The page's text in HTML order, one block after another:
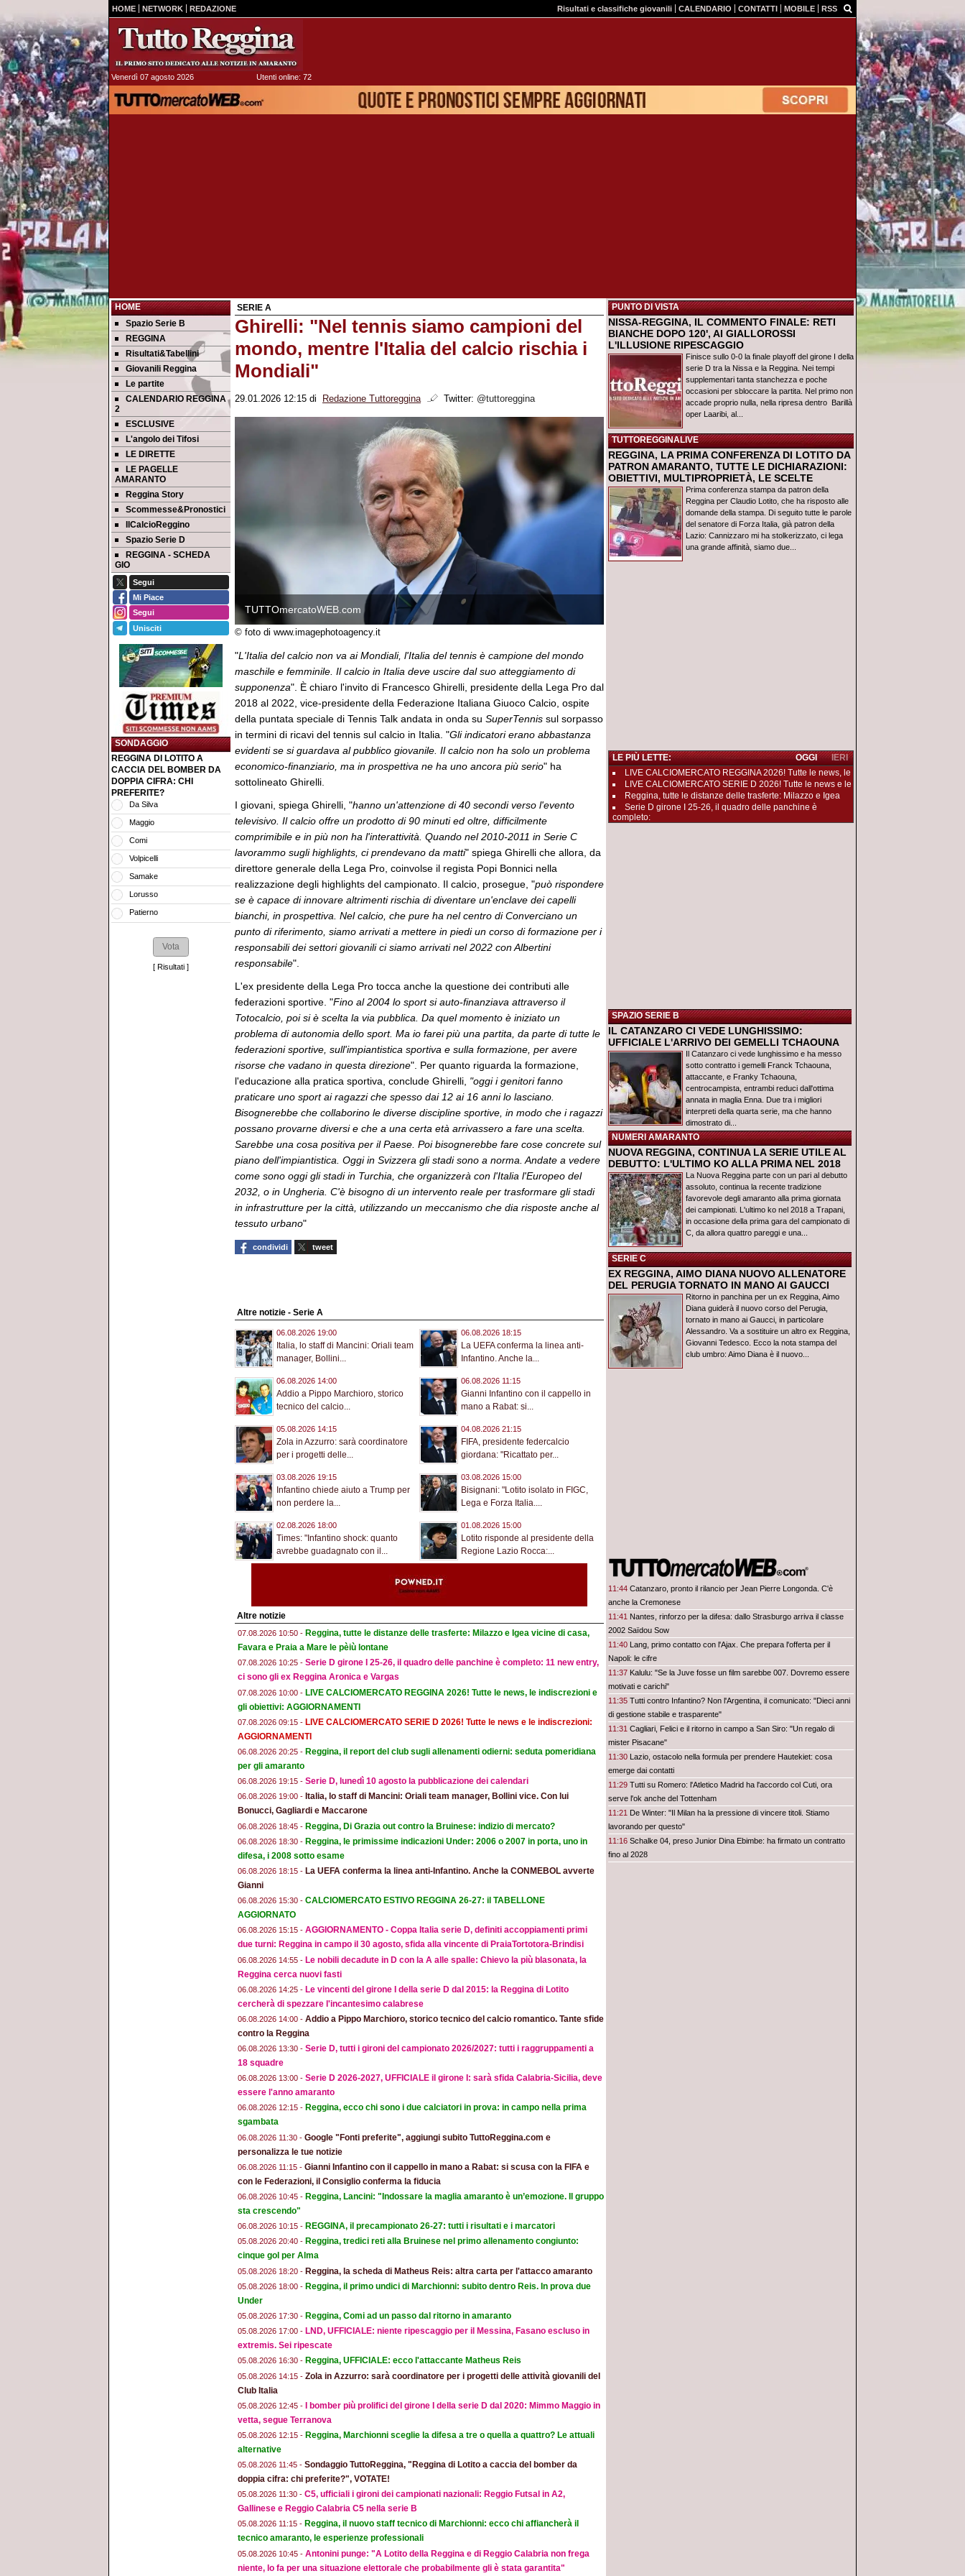
HOME NETWORK REDAZIONE Risultati e classifiche giovanili CALENDARIO CONTATTI MOBILE RSS
Venerdì 07 agosto 2026 Utenti online: 72
HOME
Spazio Serie B
REGGINA
Risultati&Tabellini
Giovanili Reggina
Le partite
CALENDARIO REGGINA
2
ESCLUSIVE
L'angolo dei Tifosi
LE DIRETTE
LE PAGELLE
AMARANTO
Reggina Story
Scommesse&Pronostici
IlCalcioReggino
Spazio Serie D
REGGINA - SCHEDA
GIO
Segui
Mi Piace
Segui
Unisciti
SONDAGGIO
REGGINA DI LOTITO A
CACCIA DEL BOMBER DA
DOPPIA CIFRA: CHI
PREFERITE?
Da Silva
Maggio
Comi
Volpicelli
Samake
Lorusso
Patierno
[ Risultati ]
SERIE A
Ghirelli: "Nel tennis siamo campioni del
mondo, mentre l'Italia del calcio rischia i
Mondiali"
29.01.2026 12:15 di Redazione Tuttoreggina Twitter: @tuttoreggina
TUTTOmercatoWEB.com
© foto di www.imagephotoagency.it
"L'Italia del calcio non va ai Mondiali, l'Italia del tennis è campione del mondo
maschile e femminile. Il calcio in Italia deve uscire dal suo atteggiamento di
supponenza". È chiaro l'invito di Francesco Ghirelli, presidente della Lega Pro dal
2018 al 2022, vice-presidente della Federazione Italiana Giuoco Calcio, ospite
della puntata speciale di Tennis Talk andata in onda su SuperTennis sul sorpasso
in termini di ricavi del tennis sul calcio in Italia. "Gli indicatori erano abbastanza
evidenti se si guardava al pubblico giovanile. Il calcio non ha solo un problema
economico-finanziario, ma in prospettiva ne ha uno ancora più serio" ha
sottolineato Ghirelli.
I giovani, spiega Ghirelli, "hanno un'attenzione di 40 secondi verso l'evento
televisivo. Il calcio offre un prodotto di 90 minuti ed oltre, difficilmente
comprimibile e in più non ha l'interattività. Quando nel 2010-2011 in Serie C
lavorammo sugli highlights, ci prendevano da matti" spiega Ghirelli che allora, da
direttore generale della Lega Pro, coinvolse il regista Popi Bonnici nella
realizzazione degli highlights del campionato. Il calcio, prosegue, "può rispondere
se è capace di innovare altrimenti rischia di diventare un'enclave dei capelli
bianchi, in prospettiva. Nel calcio, che pure ha nel centro di Converciano un
punto di riferimento, siamo arrivati a mettere in piedi un corso di formazione per i
responsabili dei settori giovanili ci siamo arrivati nel 2022 con Albertini
responsabile".
L'ex presidente della Lega Pro tocca anche la questione dei contributi alle
federazioni sportive. "Fino al 2004 lo sport si auto-finanziava attraverso il
Totocalcio, poi si è scelta la via pubblica. Da quel momento è iniziato un
problema di autonomia dello sport. Ma io farei più una partita, da parte di tutte le
federazioni sportive, sull'impiantistica sportiva e sulla formazione, per avere
risorse che vadano in questa direzione". Per quanto riguarda la formazione,
l'educazione alla pratica sportiva, conclude Ghirelli, "oggi i genitori fanno
praticare uno sport ai ragazzi che spesso dai 12 ai 16 anni lo lasciano.
Bisognerebbe che collaborino le diverse discipline sportive, in modo che i ragazzi
possano provarne diversi e che a una certa età arrivassero a fare una scelta.
Sarebbe una cosa positiva per il Paese. Poi bisognerebbe fare cose concrete sul
piano dell'impiantistica. Oggi in Svizzera gli stadi sono a norma. Andate a vedere
come sono oggi gli stadi in Turchia, che organizzerà con l'Italia l'Europeo del
2032, o in Ungheria. C'è bisogno di un intervento reale per trasformare gli stadi
in infrastrutture per la città, utilizzando un meccanismo che dia risposte anche al
tessuto urbano"
condividi tweet
Altre notizie - Serie A
06.08.2026 19:00
Italia, lo staff di Mancini: Oriali team
manager, Bollini...
06.08.2026 18:15
La UEFA conferma la linea anti-
Infantino. Anche la...
06.08.2026 14:00
Addio a Pippo Marchioro, storico
tecnico del calcio...
06.08.2026 11:15
Gianni Infantino con il cappello in
mano a Rabat: si...
05.08.2026 14:15
Zola in Azzurro: sarà coordinatore
per i progetti delle...
04.08.2026 21:15
FIFA, presidente federcalcio
giordana: "Ricattato per...
03.08.2026 19:15
Infantino chiede aiuto a Trump per
non perdere la...
03.08.2026 15:00
Bisignani: "Lotito isolato in FIGC,
Lega e Forza Italia....
02.08.2026 18:00
Times: "Infantino shock: quanto
avrebbe guadagnato con il...
01.08.2026 15:00
Lotito risponde al presidente della
Regione Lazio Rocca:...
Altre notizie
07.08.2026 10:50 - Reggina, tutte le distanze delle trasferte: Milazzo e Igea vicine di casa,
Favara e Praia a Mare le pèiù lontane
07.08.2026 10:25 - Serie D girone I 25-26, il quadro delle panchine è completo: 11 new entry,
ci sono gli ex Reggina Aronica e Vargas
07.08.2026 10:00 - LIVE CALCIOMERCATO REGGINA 2026! Tutte le news, le indiscrezioni e
gli obiettivi: AGGIORNAMENTI
07.08.2026 09:15 - LIVE CALCIOMERCATO SERIE D 2026! Tutte le news e le indiscrezioni:
AGGIORNAMENTI
06.08.2026 20:25 - Reggina, il report del club sugli allenamenti odierni: seduta pomeridiana
per gli amaranto
06.08.2026 19:15 - Serie D, lunedì 10 agosto la pubblicazione dei calendari
06.08.2026 19:00 - Italia, lo staff di Mancini: Oriali team manager, Bollini vice. Con lui
Bonucci, Gagliardi e Maccarone
06.08.2026 18:45 - Reggina, Di Grazia out contro la Bruinese: indizio di mercato?
06.08.2026 18:30 - Reggina, le primissime indicazioni Under: 2006 o 2007 in porta, uno in
difesa, i 2008 sotto esame
06.08.2026 18:15 - La UEFA conferma la linea anti-Infantino. Anche la CONMEBOL avverte
Gianni
06.08.2026 15:30 - CALCIOMERCATO ESTIVO REGGINA 26-27: il TABELLONE
AGGIORNATO
06.08.2026 15:15 - AGGIORNAMENTO - Coppa Italia serie D, definiti accoppiamenti primi
due turni: Reggina in campo il 30 agosto, sfida alla vincente di PraiaTortotora-Brindisi
06.08.2026 14:55 - Le nobili decadute in D con la A alle spalle: Chievo la più blasonata, la
Reggina cerca nuovi fasti
06.08.2026 14:25 - Le vincenti del girone I della serie D dal 2015: la Reggina di Lotito
cercherà di spezzare l'incantesimo calabrese
06.08.2026 14:00 - Addio a Pippo Marchioro, storico tecnico del calcio romantico. Tante sfide
contro la Reggina
06.08.2026 13:30 - Serie D, tutti i gironi del campionato 2026/2027: tutti i raggruppamenti a
18 squadre
06.08.2026 13:00 - Serie D 2026-2027, UFFICIALE il girone I: sarà sfida Calabria-Sicilia, deve
essere l'anno amaranto
06.08.2026 12:15 - Reggina, ecco chi sono i due calciatori in prova: in campo nella prima
sgambata
06.08.2026 11:30 - Google "Fonti preferite", aggiungi subito TuttoReggina.com e
personalizza le tue notizie
06.08.2026 11:15 - Gianni Infantino con il cappello in mano a Rabat: si scusa con la FIFA e
con le Federazioni, il Consiglio conferma la fiducia
06.08.2026 10:45 - Reggina, Lancini: "Indossare la maglia amaranto è un’emozione. Il gruppo
sta crescendo"
06.08.2026 10:15 - REGGINA, il precampionato 26-27: tutti i risultati e i marcatori
05.08.2026 20:40 - Reggina, tredici reti alla Bruinese nel primo allenamento congiunto:
cinque gol per Alma
05.08.2026 18:20 - Reggina, la scheda di Matheus Reis: altra carta per l'attacco amaranto
05.08.2026 18:00 - Reggina, il primo undici di Marchionni: subito dentro Reis. In prova due
Under
05.08.2026 17:30 - Reggina, Comi ad un passo dal ritorno in amaranto
05.08.2026 17:00 - LND, UFFICIALE: niente ripescaggio per il Messina, Fasano escluso in
extremis. Sei ripescate
05.08.2026 16:30 - Reggina, UFFICIALE: ecco l'attaccante Matheus Reis
05.08.2026 14:15 - Zola in Azzurro: sarà coordinatore per i progetti delle attività giovanili del
Club Italia
05.08.2026 12:45 - I bomber più prolifici del girone I della serie D dal 2020: Mimmo Maggio in
vetta, segue Terranova
05.08.2026 12:15 - Reggina, Marchionni sceglie la difesa a tre o quella a quattro? Le attuali
alternative
05.08.2026 11:45 - Sondaggio TuttoReggina, "Reggina di Lotito a caccia del bomber da
doppia cifra: chi preferite?", VOTATE!
05.08.2026 11:30 - C5, ufficiali i gironi dei campionati nazionali: Reggio Futsal in A2,
Gallinese e Reggio Calabria C5 nella serie B
05.08.2026 11:15 - Reggina, il nuovo staff tecnico di Marchionni: ecco chi affiancherà il
tecnico amaranto, le esperienze professionali
05.08.2026 10:45 - Antonini punge: "A Lotito della Reggina e di Reggio Calabria non frega
niente, lo fa per una situazione elettorale che probabilmente gli è stata garantita"
PUNTO DI VISTA
NISSA-REGGINA, IL COMMENTO FINALE: RETI
BIANCHE DOPO 120', AI GIALLOROSSI
L'ILLUSIONE RIPESCAGGIO
Finisce sullo 0-0 la finale playoff del girone I della
serie D tra la Nissa e la Reggina. Nei tempi
supplementari tanta stanchezza e poche
occasioni per sbloccare la partita. Nel primo non
accade proprio nulla, nella ripresa dentro Barillà
oper Laaribi, al...
TUTTOREGGINALIVE
REGGINA, LA PRIMA CONFERENZA DI LOTITO DA
PATRON AMARANTO, TUTTE LE DICHIARAZIONI:
OBIETTIVI, MULTIPROPRIETÀ, LE SCELTE
Prima conferenza stampa da patron della
Reggina per Claudio Lotito, che ha risposto alle
domande della stampa. Di seguito tutte le parole
del senatore di Forza Italia, già patron della
Lazio: Cannizzaro mi ha stolkerizzato, ci lega
una grande affinità, siamo due...
LE PIÙ LETTE: IERI
OGGI
LIVE CALCIOMERCATO REGGINA 2026! Tutte le news, le
LIVE CALCIOMERCATO SERIE D 2026! Tutte le news e le
Reggina, tutte le distanze delle trasferte: Milazzo e Igea
Serie D girone I 25-26, il quadro delle panchine è
completo:
SPAZIO SERIE B
IL CATANZARO CI VEDE LUNGHISSIMO:
UFFICIALE L'ARRIVO DEI GEMELLI TCHAOUNA
Il Catanzaro ci vede lunghissimo e ha messo
sotto contratto i gemelli Franck Tchaouna,
attaccante, e Franky Tchaouna,
centrocampista, entrambi reduci dall'ottima
annata in maglia Enna. Due tra i migliori
interpreti della quarta serie, ma che hanno
dimostrato di...
NUMERI AMARANTO
NUOVA REGGINA, CONTINUA LA SERIE UTILE AL
DEBUTTO: L'ULTIMO KO ALLA PRIMA NEL 2018
La Nuova Reggina parte con un pari al debutto
assoluto, continua la recente tradizione
favorevole degli amaranto alla prima giornata
dei campionati. L'ultimo ko nel 2018 a Trapani,
in occasione della prima gara del campionato di
C, da allora quattro pareggi e una...
SERIE C
EX REGGINA, AIMO DIANA NUOVO ALLENATORE
DEL PERUGIA TORNATO IN MANO AI GAUCCI
Ritorno in panchina per un ex Reggina, Aimo
Diana guiderà il nuovo corso del Perugia,
tornato in mano ai Gaucci, in particolare
Alessandro. Va a sostituire un altro ex Reggina,
Giovanni Tedesco. Ecco la nota stampa del
club umbro: Aimo Diana è il nuovo...
11:44 Catanzaro, pronto il rilancio per Jean Pierre Longonda. C'è
anche la Cremonese
11:41 Nantes, rinforzo per la difesa: dallo Strasburgo arriva il classe
2002 Saïdou Sow
11:40 Lang, primo contatto con l'Ajax. Che prepara l'offerta per il
Napoli: le cifre
11:37 Kalulu: "Se la Juve fosse un film sarebbe 007. Dovremo essere
motivati e carichi"
11:35 Tutti contro Infantino? Non l'Argentina, il comunicato: "Dieci anni
di gestione stabile e trasparente"
11:31 Cagliari, Felici e il ritorno in campo a San Siro: "Un regalo di
mister Pisacane"
11:30 Lazio, ostacolo nella formula per prendere Hautekiet: cosa
emerge dai contatti
11:29 Tutti su Romero: l'Atletico Madrid ha l'accordo col Cuti, ora
serve l'ok anche del Tottenham
11:21 De Winter: "Il Milan ha la pressione di vincere titoli. Stiamo
lavorando per questo"
11:16 Schalke 04, preso Junior Dina Ebimbe: ha firmato un contratto
fino al 2028